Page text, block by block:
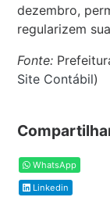
dezembro,
regularizem
Fonte:
Site Contábil)
WhatsApp
Linkedin